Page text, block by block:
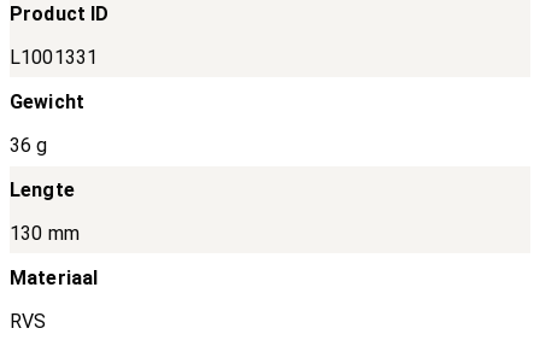
Product ID
L1001331
Gewicht
36 g
Lengte
130 mm
Materiaal
RVS